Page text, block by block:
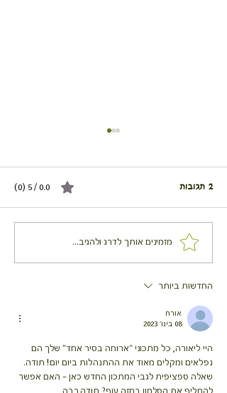
סלט אבטיח קייצי עם פקוס
2 תגובות 0.0 / 5 ‏(0)
מזמינים אותך לדרג ולהגיב...
החדשות ביותר
אורח
08 בינו׳ 2023
היי ליאורה, כל מתכוני "ארוחה בסיר אחד" שלך הם
נפלאים ומקלים מאוד את ההתנהלות ביום יום! תודה.
שאלה ספציפית לגבי המתכון החדש כאן - האם אפשר
להחליף את הסלמון בחזה עוף? תודה רבה